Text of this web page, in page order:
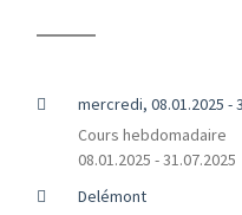
mercredi, 08.01.2025 -
Cours hebdomadaire
08.01.2025 - 31.07.2025
Delémont